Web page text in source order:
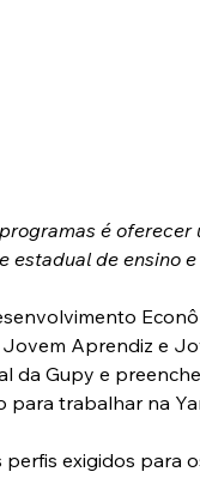
é
estadual de ensino
Aprendiz e
da Gupy e
para trabalhar na
perfis exigidos para